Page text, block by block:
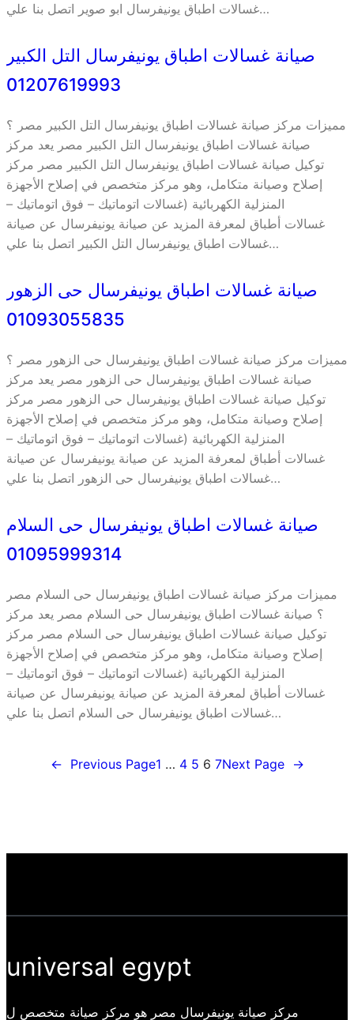
غسالات اطباق يونيفرسال ابو صوير اتصل بنا علي…
صيانة غسالات اطباق يونيفرسال التل الكبير
01207619993
مميزات مركز صيانة غسالات اطباق يونيفرسال التل الكبير مصر ؟
صيانة غسالات اطباق يونيفرسال التل الكبير مصر يعد مركز
توكيل صيانة غسالات اطباق يونيفرسال التل الكبير مصر مركز
إصلاح وصيانة متكامل، وهو مركز متخصص في إصلاح الأجهزة
المنزلية الكهربائية (غسالات اتوماتيك – فوق اتوماتيك –
غسالات أطباق لمعرفة المزيد عن صيانة يونيفرسال عن صيانة
غسالات اطباق يونيفرسال التل الكبير اتصل بنا علي…
صيانة غسالات اطباق يونيفرسال حى الزهور
01093055835
مميزات مركز صيانة غسالات اطباق يونيفرسال حى الزهور مصر ؟
صيانة غسالات اطباق يونيفرسال حى الزهور مصر يعد مركز
توكيل صيانة غسالات اطباق يونيفرسال حى الزهور مصر مركز
إصلاح وصيانة متكامل، وهو مركز متخصص في إصلاح الأجهزة
المنزلية الكهربائية (غسالات اتوماتيك – فوق اتوماتيك –
غسالات أطباق لمعرفة المزيد عن صيانة يونيفرسال عن صيانة
غسالات اطباق يونيفرسال حى الزهور اتصل بنا علي…
صيانة غسالات اطباق يونيفرسال حى السلام
01095999314
مميزات مركز صيانة غسالات اطباق يونيفرسال حى السلام مصر
؟ صيانة غسالات اطباق يونيفرسال حى السلام مصر يعد مركز
توكيل صيانة غسالات اطباق يونيفرسال حى السلام مصر مركز
إصلاح وصيانة متكامل، وهو مركز متخصص في إصلاح الأجهزة
المنزلية الكهربائية (غسالات اتوماتيك – فوق اتوماتيك –
غسالات أطباق لمعرفة المزيد عن صيانة يونيفرسال عن صيانة
غسالات اطباق يونيفرسال حى السلام اتصل بنا علي…
← Previous Page1 … 4 5 6 7Next Page →
universal egypt
مركز صيانة يونيفرسال مصر هو مركز صيانة متخصص ل